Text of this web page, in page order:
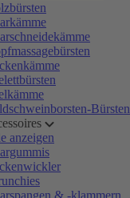
Bürsten
anzeigen
& -klammern